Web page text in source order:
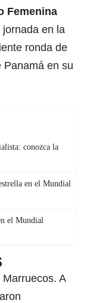
Femenina
en la
ronda de
Panamá en su
conozca la
en el Mundial
el Mundial
A